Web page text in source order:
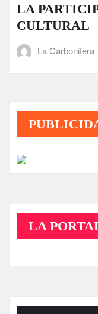
LA
CULTURAL
La Carbonifera
LA